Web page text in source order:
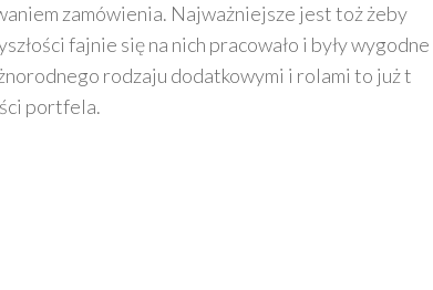
zamówienia. Najważniejsze jest toż żeby
fajnie się na nich pracowało i były wygodne
rodzaju dodatkowymi i rolami to już t
portfela.